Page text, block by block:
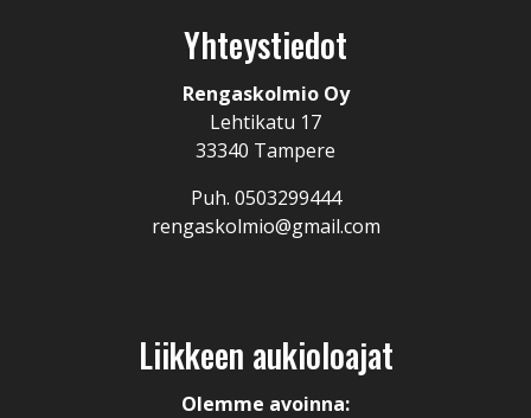
Yhteystiedot
Rengaskolmio Oy
Lehtikatu 17
33340 Tampere
Puh. 0503299444
rengaskolmio@gmail.com
Liikkeen aukioloajat
Olemme avoinna: